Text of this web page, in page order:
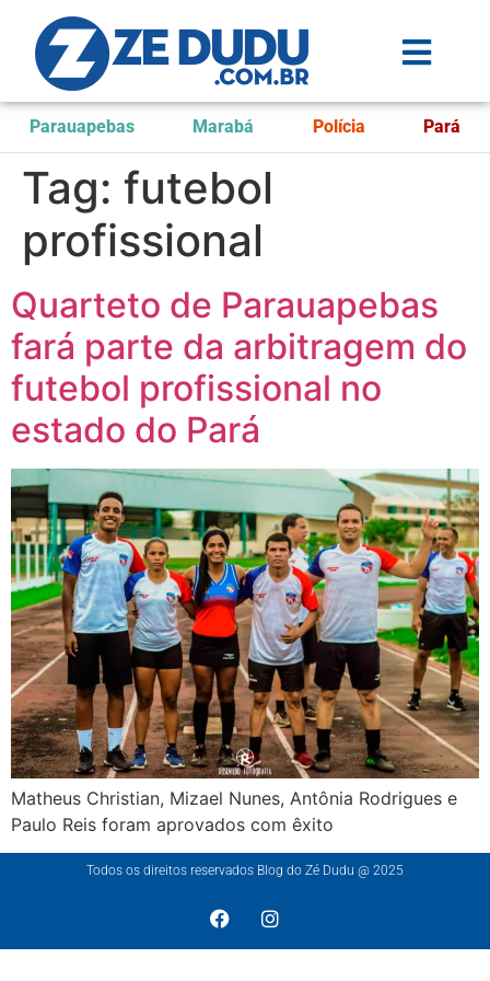
Parauapebas Marabá Polícia Pará
Tag: futebol
profissional
Quarteto de Parauapebas
fará parte da arbitragem do
futebol profissional no
estado do Pará
Matheus Christian, Mizael Nunes, Antônia Rodrigues e
Paulo Reis foram aprovados com êxito
Todos os direitos reservados Blog do Zé Dudu @ 2025